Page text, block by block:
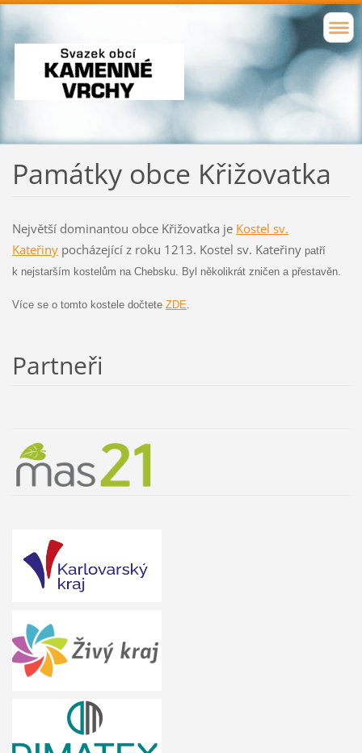
Památky obce Křižovatka
Největší dominantou obce Křižovatka je Kostel sv.
Kateřinypocházející z roku 1213. Kostel sv. Kateřiny patří
k nejstarším kostelům na Chebsku. Byl několikrát zničen a přestavěn.
Více se o tomto kostele dočtete ZDE
Partneři